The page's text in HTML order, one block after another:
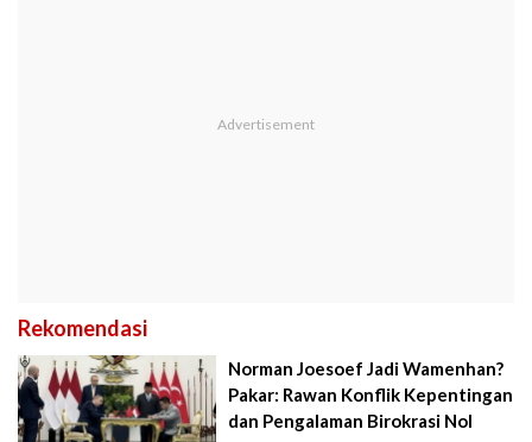
Rekomendasi
Norman Joesoef Jadi Wamenhan?
Pakar: Rawan Konflik Kepentingan
dan Pengalaman Birokrasi Nol